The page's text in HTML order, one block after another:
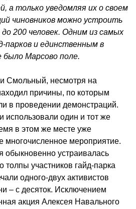
а только уведомляя их о своем
чиновников можно устроить
200 человек. Одним из самых
парков и единственным в
Марсово поле.
Смольный, несмотря на
причины, по которым
в проведении демонстраций.
использовали один и тот же
в этом же месте уже
многочисленное мероприятие.
обыкновенно устраивалась
толпы участников гайд-парка
одного-двух активистов
– с десяток. Исключением
акция Алексея Навального